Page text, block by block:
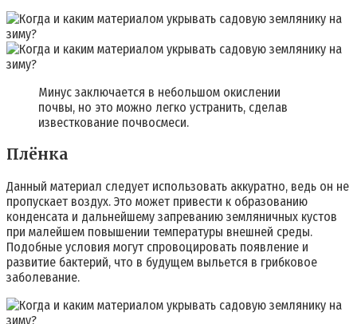
Минус заключается в небольшом окислении
почвы, но это можно легко устранить, сделав
известкование почвосмеси.
Плёнка
Данный материал следует использовать аккуратно, ведь он не
пропускает воздух. Это может привести к образованию
конденсата и дальнейшему запреванию земляничных кустов
при малейшем повышении температуры внешней среды.
Подобные условия могут спровоцировать появление и
развитие бактерий, что в будущем выльется в грибковое
заболевание.